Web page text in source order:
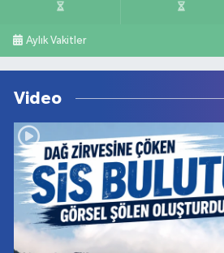
Aylık Vakitler
Video